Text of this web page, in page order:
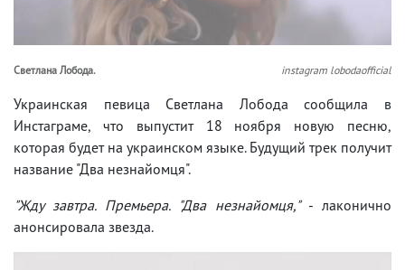
Светлана Лобода. instagram lobodaofficial
Украинская певица Светлана Лобода сообщила в
Инстаграме, что выпустит 18 ноября новую песню,
которая будет на украинском языке. Будущий трек получит
название "Два незнайомця".
"Жду завтра. Премьера. "Два незнайомця,"- лаконично
анонсировала звезда.